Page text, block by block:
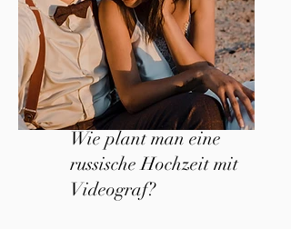
Wie plant man eine
russische Hochzeit mit
Videograf?